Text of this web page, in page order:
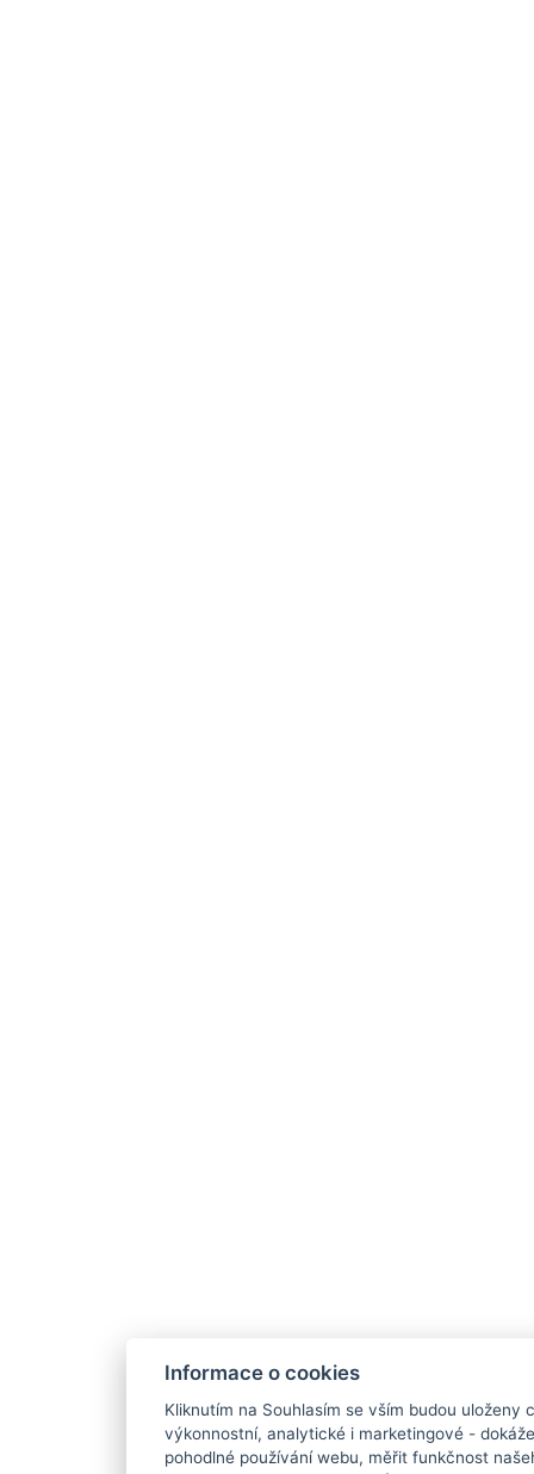
Informace o cookies
Kliknutím na Souhlasím se vším budou uloženy
výkonnostní, analytické i marketingové -
pohodlné používání webu, měřit funkčnost